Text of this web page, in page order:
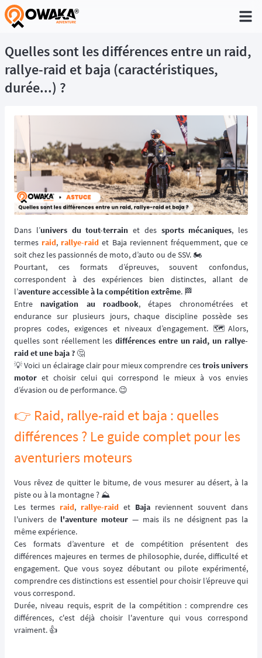
®
Quelles sont les différences entre un raid,
rallye-raid et baja (caractéristiques,
durée...) ?
Dans l’univers du tout-terrain et des sports mécaniques, les
termes raid, rallye-raid et Baja reviennent fréquemment, que ce
soit chez les passionnés de moto, d’auto ou de SSV. 🏍️
Pourtant, ces formats d’épreuves, souvent confondus,
correspondent à des expériences bien distinctes, allant de
l’aventure accessible à la compétition extrême. 🏁
Entre navigation au roadbook, étapes chronométrées et
endurance sur plusieurs jours, chaque discipline possède ses
propres codes, exigences et niveaux d’engagement. 🗺️Alors,
quelles sont réellement les différences entre un raid, un rallye-
raid et une baja ?🤔
💡 Voici un éclairage clair pour mieux comprendre cestrois univers
motor et choisir celui qui correspond le mieux à vos envies
d’évasion ou de performance. 😉
👉 Raid, rallye-raid et baja : quelles
différences ? Le guide complet pour les
aventuriers moteurs
Vous rêvez de quitter le bitume, de vous mesurer au désert, à la
piste ou à la montagne ? ⛰️
Les termes raid, rallye-raid et Baja reviennent souvent dans
l'univers de l'aventure moteur — mais ils ne désignent pas la
même expérience.
Ces formats d’aventure et de compétition présentent des
différences majeures en termes de philosophie, durée, difficulté et
engagement. Que vous soyez débutant ou pilote expérimenté,
comprendre ces distinctions est essentiel pour choisir l’épreuve qui
vous correspond.
Durée, niveau requis, esprit de la compétition : comprendre ces
différences, c'est déjà choisir l'aventure qui vous correspond
vraiment. 👍